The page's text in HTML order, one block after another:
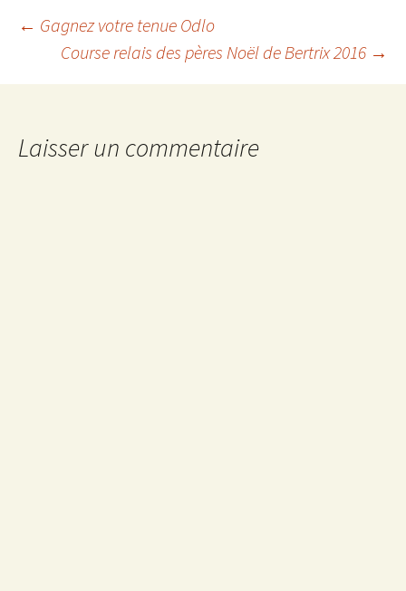
Navigation
des
articles
← Gagnez votre tenue Odlo
Course relais des pères Noël de Bertrix 2016 →
Laisser un commentaire